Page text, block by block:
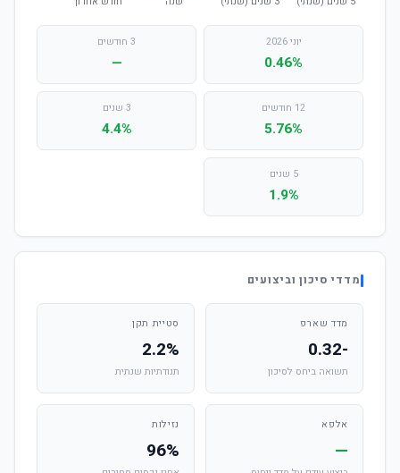
יוני 2026
0.46%
3 חודשים
—
12 חודשים
5.76%
3 שנים
4.4%
5 שנים
1.9%
מדדי סיכון וביצועים
מדד שארפ
-0.32
תשואה ביחס לסיכון
סטיית תקן
2.2%
תנודתיות שנתית
אלפא
—
נזילות
96%